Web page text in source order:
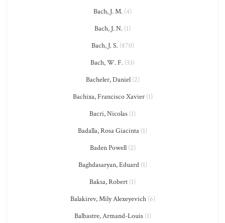
Bach, J. M. (4)
Bach, J. N. (1)
Bach, J. S.(870)
Bach, W. F. (33)
Bacheler, Daniel(2)
Bachixa, Francisco Xavier(1)
Bacri, Nicolas (1)
Badalla, Rosa Giacinta (1)
Baden Powell(2)
Baghdasaryan, Eduard(1)
Baksa, Robert (1)
Balakirev, Mily Alexeyevich(6)
Balbastre, Armand-Louis(1)